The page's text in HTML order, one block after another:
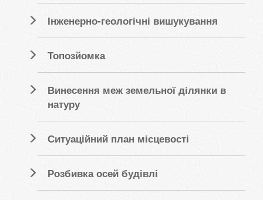
Інженерно-геологічні вишукування
Топозйомка
Винесення меж земельної ділянки в
натуру
Ситуаційний план місцевості
Розбивка осей будівлі